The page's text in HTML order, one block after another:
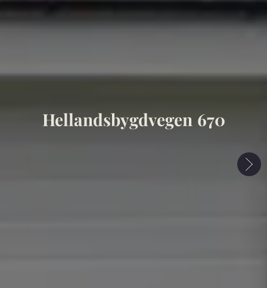
Hellandsbygdvegen 670